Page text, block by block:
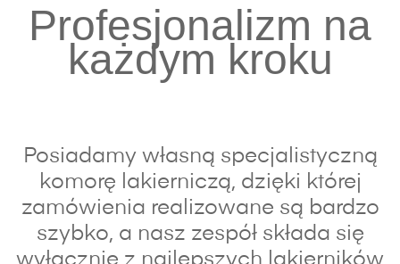
Profesjonalizm na
każdym kroku
Posiadamy własną specjalistyczną
komorę lakierniczą, dzięki której
zamówienia realizowane są bardzo
szybko, a nasz zespół składa się
wyłącznie z najlepszych lakierników